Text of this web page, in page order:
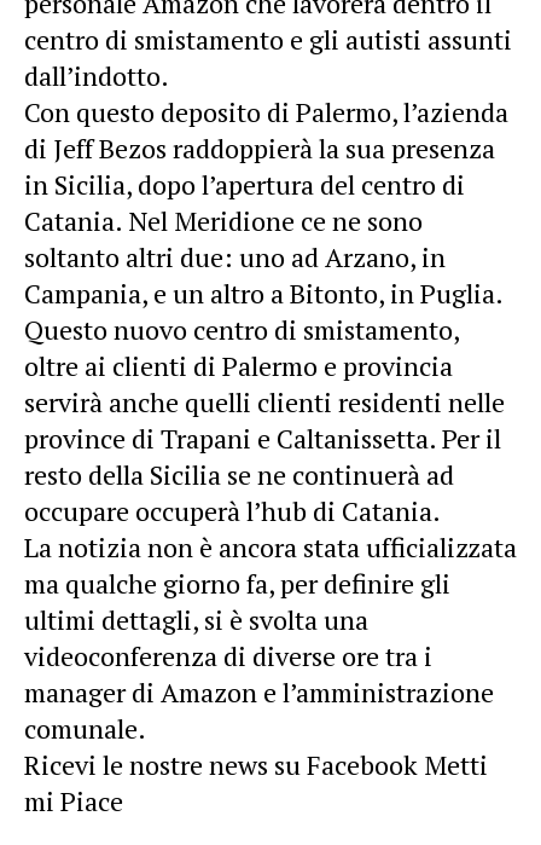
centro di smistamento e gli autisti assunti
dall’indotto.
Con questo deposito di Palermo, l’azienda
di Jeff Bezos raddoppierà la sua presenza
in Sicilia, dopo l’apertura del centro di
Catania. Nel Meridione ce ne sono
soltanto altri due: uno ad Arzano, in
Campania, e un altro a Bitonto, in Puglia.
Questo nuovo centro di smistamento,
oltre ai clienti di Palermo e provincia
servirà anche quelli clienti residenti nelle
province di Trapani e Caltanissetta. Per il
resto della Sicilia se ne continuerà ad
occupare occuperà l’hub di Catania.
La notizia non è ancora stata ufficializzata
ma qualche giorno fa, per definire gli
ultimi dettagli, si è svolta una
videoconferenza di diverse ore tra i
manager di Amazon e l’amministrazione
comunale.
Ricevi le nostre news su Facebook Metti
mi Piace